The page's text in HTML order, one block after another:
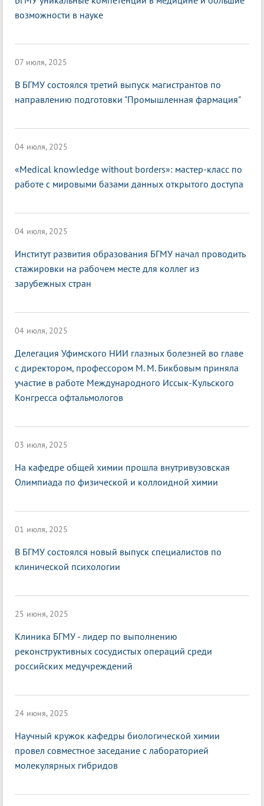
возможности в науке
07 июля, 2025
В БГМУ состоялся третий выпуск магистрантов по
направлению подготовки "Промышленная фармация"
04 июля, 2025
«Medical knowledge without borders»: мастер-класс по
работе с мировыми базами данных открытого доступа
04 июля, 2025
Институт развития образования БГМУ начал проводить
стажировки на рабочем месте для коллег из
зарубежных стран
04 июля, 2025
Делегация Уфимского НИИ глазных болезней во главе
с директором, профессором М. М. Бикбовым приняла
участие в работе Международного Иссык-Кульского
Конгресса офтальмологов
03 июля, 2025
На кафедре общей химии прошла внутривузовская
Олимпиада по физической и коллоидной химии
01 июля, 2025
В БГМУ состоялся новый выпуск специалистов по
клинической психологии
25 июня, 2025
Клиника БГМУ - лидер по выполнению
реконструктивных сосудистых операций среди
российских медучреждений
24 июня, 2025
Научный кружок кафедры биологической химии
провел совместное заседание с лабораторией
молекулярных гибридов